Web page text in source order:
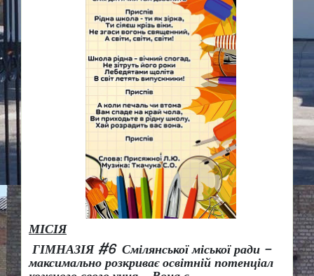
МІСІЯ
ГІМНАЗІЯ #6 Смілянської міської ради –
максимально розкриває освітній потенціал